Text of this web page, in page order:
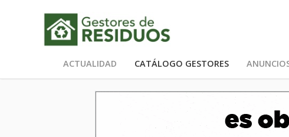
ACTUALIDAD CATÁLOGO GESTORES